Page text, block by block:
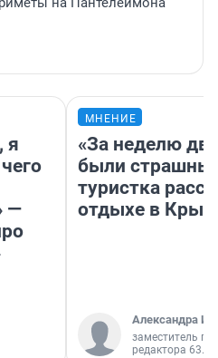
я
—
МНЕНИЕ
«За неделю
были
туристка
отдыхе в
Александра
заместитель
редактора 63.RU